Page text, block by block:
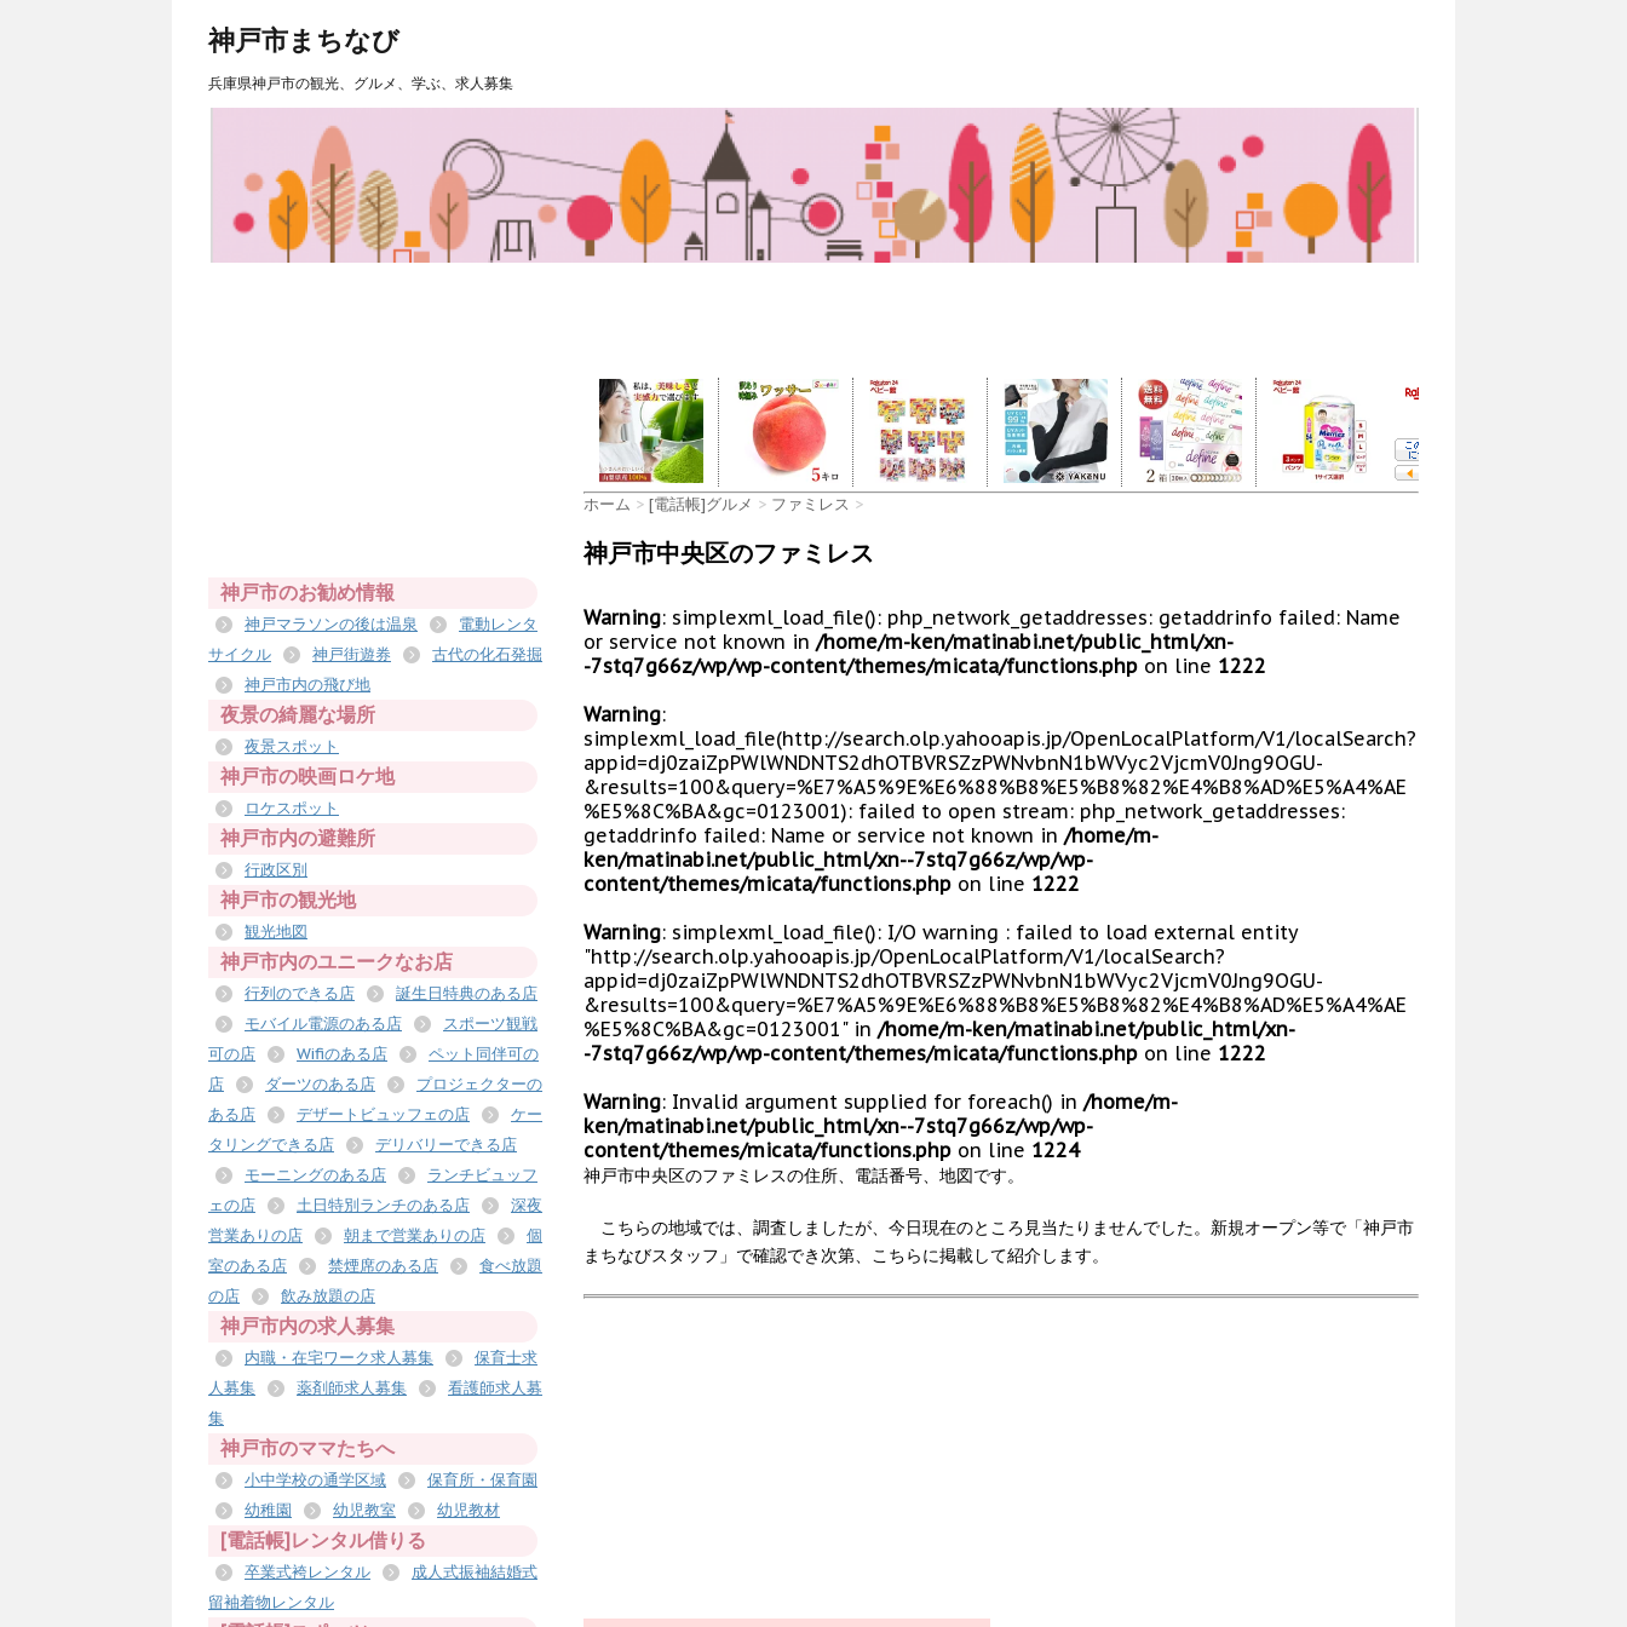
神戸市まちなび
兵庫県神戸市の観光、グルメ、学ぶ、求人募集
ホーム > [電話帳]グルメ > ファミレス >
神戸市中央区のファミレス
Warning: simplexml_load_file(): php_network_getaddresses: getaddrinfo failed: Name
or service not known in /home/m-ken/matinabi.net/public_html/xn-
-7stq7g66z/wp/wp-content/themes/micata/functions.php on line 1222
Warning:
simplexml_load_file(http://search.olp.yahooapis.jp/OpenLocalPlatform/V1/localSearch?
appid=dj0zaiZpPWlWNDNTS2dhOTBVRSZzPWNvbnN1bWVyc2VjcmV0Jng9OGU-
&results=100&query=%E7%A5%9E%E6%88%B8%E5%B8%82%E4%B8%AD%E5%A4%AE
%E5%8C%BA&gc=0123001): failed to open stream: php_network_getaddresses:
getaddrinfo failed: Name or service not known in /home/m-
ken/matinabi.net/public_html/xn--7stq7g66z/wp/wp-
content/themes/micata/functions.php on line 1222
Warning: simplexml_load_file(): I/O warning : failed to load external entity
"http://search.olp.yahooapis.jp/OpenLocalPlatform/V1/localSearch?
appid=dj0zaiZpPWlWNDNTS2dhOTBVRSZzPWNvbnN1bWVyc2VjcmV0Jng9OGU-
&results=100&query=%E7%A5%9E%E6%88%B8%E5%B8%82%E4%B8%AD%E5%A4%AE
%E5%8C%BA&gc=0123001" in /home/m-ken/matinabi.net/public_html/xn-
-7stq7g66z/wp/wp-content/themes/micata/functions.php on line 1222
Warning: Invalid argument supplied for foreach() in /home/m-
ken/matinabi.net/public_html/xn--7stq7g66z/wp/wp-
content/themes/micata/functions.php on line 1224
神戸市中央区のファミレスの住所、電話番号、地図です。
こちらの地域では、調査しましたが、今日現在のところ見当たりませんでした。新規オープン等で「神戸市
まちなびスタッフ」で確認でき次第、こちらに掲載して紹介します。
神戸市のお勧め情報
神戸マラソンの後は温泉
電動レンタ
サイクル
神戸街遊券
古代の化石発掘
神戸市内の飛び地
夜景の綺麗な場所
夜景スポット
神戸市の映画ロケ地
ロケスポット
神戸市内の避難所
行政区別
神戸市の観光地
観光地図
神戸市内のユニークなお店
行列のできる店
誕生日特典のある店
モバイル電源のある店
スポーツ観戦
可の店
Wifiのある店
ペット同伴可の
店
ダーツのある店
プロジェクターの
ある店
デザートビュッフェの店
ケー
タリングできる店
デリバリーできる店
モーニングのある店
ランチビュッフ
ェの店
土日特別ランチのある店
深夜
営業ありの店
朝まで営業ありの店
個
室のある店
禁煙席のある店
食べ放題
の店
飲み放題の店
神戸市内の求人募集
内職・在宅ワーク求人募集
保育士求
人募集
薬剤師求人募集
看護師求人募
集
神戸市のママたちへ
小中学校の通学区域
保育所・保育園
幼稚園
幼児教室 幼児教材
[電話帳]レンタル借りる
卒業式袴レンタル
成人式振袖結婚式
留袖着物レンタル